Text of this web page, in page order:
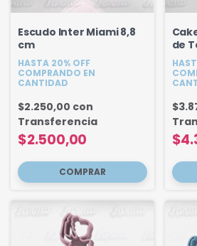
Escudo Inter Miami 8,8
cm
HASTA 20% OFF
COMPRANDO EN
CANTIDAD
$2.500,00
$2.250,00 con
Transferencia
de